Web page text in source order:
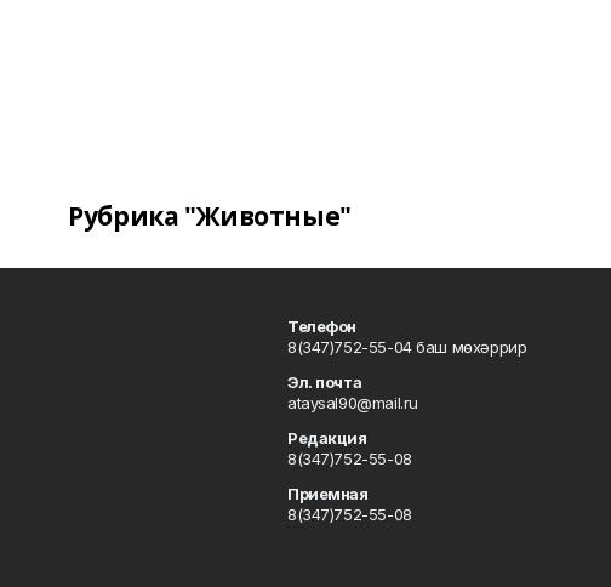
Рубрика "Животные"
Телефон
8(347)752-55-04 баш мөхәррир
Эл. почта
ataysal90@mail.ru
Редакция
8(347)752-55-08
Приемная
8(347)752-55-08